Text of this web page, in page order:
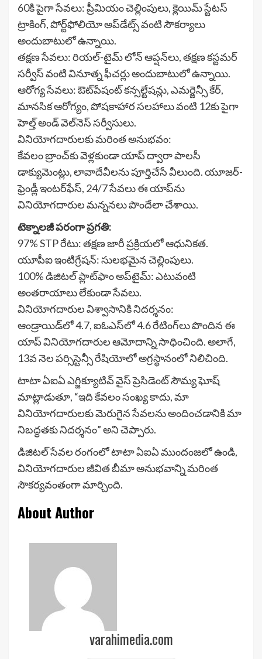
60కి పైగా సేవలు: ప్రీమియం చెల్లింపులు, క్లెయిమ్ స్టేటస్
ట్రాకింగ్, పోర్ట్‌ఫోలియో అప్‌డేట్స్ వంటి సౌకర్యాలు
అందుబాటులో ఉన్నాయి.
తక్షణ సేవలు: రియల్-టైమ్ లోన్ ఆప్షన్‌లు, తక్షణ కస్టమర్
సర్వీస్ వంటి వినూత్న ఫీచర్లు అందుబాటులో ఉన్నాయి.
ఆరోగ్య సేవలు: ఔట్‌పేషంట్ కన్సల్టేషన్లు, ఎమర్జెన్సీ కేర్,
మానసిక ఆరోగ్యం, పోషకాహార సలహాలు వంటి 12కు పైగా
హెల్త్ అండ్ వెల్‌నెస్ సర్వీసులు.
వినియోగదారులకు మరింత అనుభవం:
కేవలం బ్రాంచ్‌కు వెళ్లకుండా యాప్ ద్వారా పాలసీ
డాక్యుమెంట్లు, లావాదేవీలను పూర్తిచేసే వీలుంది. యూజర్-
ఫ్రెండ్లీ ఇంటర్‌ఫేస్, 24/7 సేవలు ఈ యాప్‌ను
వినియోగదారుల మన్ననలు పొందేలా చేశాయి.
టెక్నాలజీ పరంగా ప్రగతి:
97% STP రేటు: తక్షణ జారీ ప్రక్రియలో ఆధునికత.
యూపీఐ ఇంటిగ్రేషన్: సులభమైన చెల్లింపులు.
100% డిజిటల్ ప్లాట్‌ఫాం అప్‌టైమ్: ఎటువంటి
అంతరాయాలు లేకుండా సేవలు.
వినియోగదారుల విశ్వాసానికి నిదర్శనం:
ఆండ్రాయిడ్‌లో 4.7, ఐఓఎస్‌లో 4.6 రేటింగ్‌లు పొందిన ఈ
యాప్ వినియోగదారుల ఆమోదాన్ని సాధించింది. అలాగే,
13వ నెల పర్సిస్టెన్సీ రేషియోలో అగ్రస్థానంలో నిలిచింది.
టాటా ఏఐఏ ఎగ్జిక్యూటివ్ వైస్ ప్రెసిడెంట్ సౌమ్య ఘోష్
మాట్లాడుతూ, “ఇది కేవలం సంఖ్య కాదు, మా
వినియోగదారులకు మెరుగైన సేవలను అందించడానికి మా
నిబద్ధతకు నిదర్శనం” అని చెప్పారు.
డిజిటల్ సేవల రంగంలో టాటా ఏఐఏ ముందంజలో ఉండి,
వినియోగదారుల జీవిత బీమా అనుభవాన్ని మరింత
సౌకర్యవంతంగా మార్చింది.
About Author
varahimedia.com